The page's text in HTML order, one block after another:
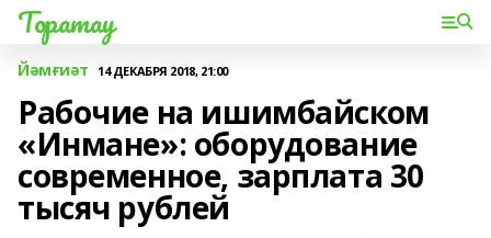
Торатау
Йәмғиәт 14 ДЕКАБРЯ 2018, 21:00
Рабочие на ишимбайском
«Инмане»: оборудование
современное, зарплата 30
тысяч рублей